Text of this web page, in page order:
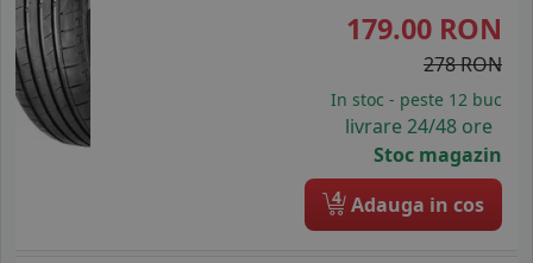
179.00 RON
278 RON
In stoc - peste 12 buc
livrare 24/48 ore
Stoc magazin
4 Adauga in cos